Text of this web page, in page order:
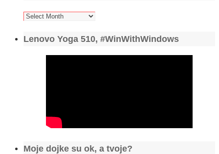
Arhiva
Lenovo Yoga 510, #WinWithWindows
Moje dojke su ok, a tvoje?